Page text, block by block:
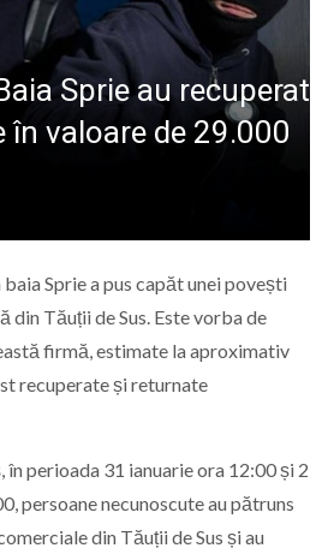
Sprie au recuperat
valoare de 29.000
Sprie a pus capăt unei povești
din Tăuții de Sus. Este vorba de
firmă, estimate la aproximativ
recuperate și returnate
perioada 31 ianuarie ora 12:00 și 2
persoane necunoscute au pătruns
din Tăuții de Sus și au